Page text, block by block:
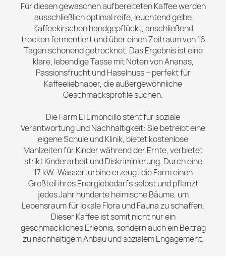
Für diesen gewaschen aufbereiteten Kaffee werden
ausschließlich optimal reife, leuchtend gelbe
Kaffeekirschen handgepflückt, anschließend
trocken fermentiert und über einen Zeitraum von 16
Tagen schonend getrocknet. Das Ergebnis ist eine
klare, lebendige Tasse mit Noten von Ananas,
Passionsfrucht und Haselnuss – perfekt für
Kaffeeliebhaber, die außergewöhnliche
Geschmacksprofile suchen.
Die Farm El Limoncillo steht für soziale
Verantwortung und Nachhaltigkeit: Sie betreibt eine
eigene Schule und Klinik, bietet kostenlose
Mahlzeiten für Kinder während der Ernte, verbietet
strikt Kinderarbeit und Diskriminierung. Durch eine
17 kW-Wasserturbine erzeugt die Farm einen
Großteil ihres Energiebedarfs selbst und pflanzt
jedes Jahr hunderte heimische Bäume, um
Lebensraum für lokale Flora und Fauna zu schaffen.
Dieser Kaffee ist somit nicht nur ein
geschmackliches Erlebnis, sondern auch ein Beitrag
zu nachhaltigem Anbau und sozialem Engagement.